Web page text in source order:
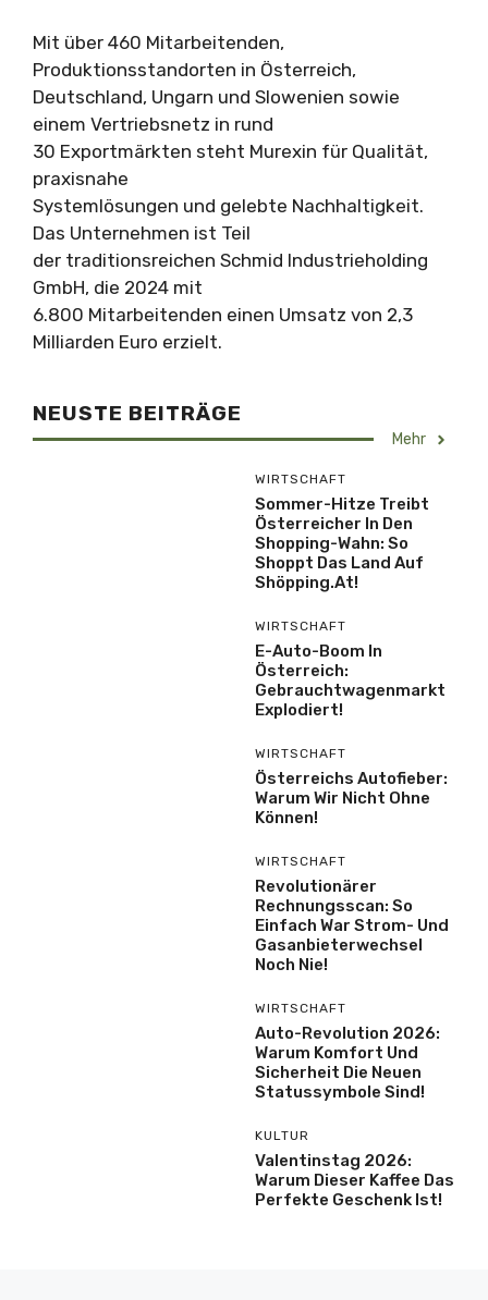
Mit über 460 Mitarbeitenden,
Produktionsstandorten in Österreich,
Deutschland, Ungarn und Slowenien sowie
einem Vertriebsnetz in rund
30 Exportmärkten steht Murexin für Qualität,
praxisnahe
Systemlösungen und gelebte Nachhaltigkeit.
Das Unternehmen ist Teil
der traditionsreichen Schmid Industrieholding
GmbH, die 2024 mit
6.800 Mitarbeitenden einen Umsatz von 2,3
Milliarden Euro erzielt.
NEUSTE BEITRÄGE
Mehr
WIRTSCHAFT
Sommer-Hitze Treibt
Österreicher In Den
Shopping-Wahn: So
Shoppt Das Land Auf
Shöpping.at!
WIRTSCHAFT
E-Auto-Boom In
Österreich:
Gebrauchtwagenmarkt
Explodiert!
WIRTSCHAFT
Österreichs Autofieber:
Warum Wir Nicht Ohne
Können!
WIRTSCHAFT
Revolutionärer
Rechnungsscan: So
Einfach War Strom- Und
Gasanbieterwechsel
Noch Nie!
WIRTSCHAFT
Auto-Revolution 2026:
Warum Komfort Und
Sicherheit Die Neuen
Statussymbole Sind!
KULTUR
Valentinstag 2026:
Warum Dieser Kaffee Das
Perfekte Geschenk Ist!